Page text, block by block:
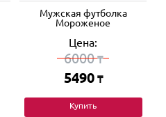
Мужская футболка
Мороженое
Цена:
6000₸
5490 ₸
Купить